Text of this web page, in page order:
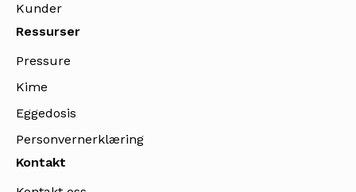
Kunder
Ressurser
Pressure
Kime
Eggedosis
Personvernerklæring
Kontakt